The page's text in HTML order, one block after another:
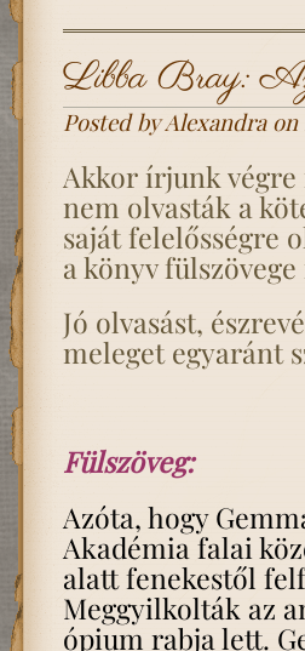
Libba Bray: Az
Posted by Alexandra
Akkor írjunk
nem olvasták a
saját felelősségre
a könyv
Jó olvasást,
meleget egyaránt
Fülszöveg:
Azóta, hogy
Akadémia falai
alatt fenekestől
Meggyilkolták az
ópium rabja lett.